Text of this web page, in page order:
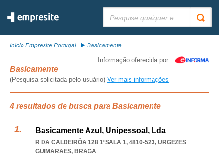
Início Empresite Portugal Basicamente
Informação oferecida por
Basicamente
(Pesquisa solicitada pelo usuário) Ver mais informações
4 resultados de busca para Basicamente
Basicamente Azul, Unipessoal, Lda
R DA CALDEIRÔA 128 1ºSALA 1, 4810-523, URGEZES
GUIMARAES, BRAGA